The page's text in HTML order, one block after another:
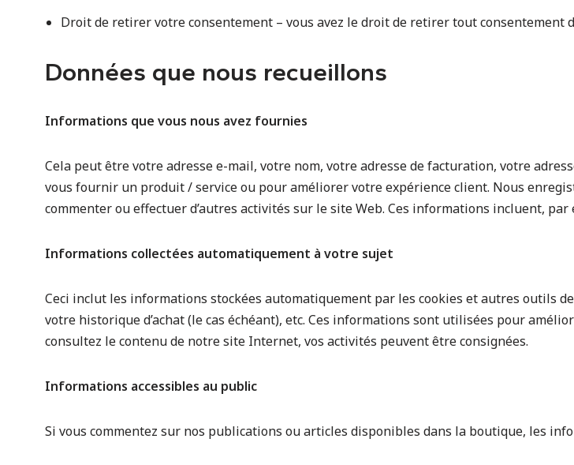
Droit de retirer votre consentement – vous avez le droit de retirer tout consentement
Données que nous recueillons
Informations que vous nous avez fournies
Cela peut être votre adresse e-mail, votre nom, votre adresse de facturation, votre
vous fournir un produit / service ou pour améliorer votre expérience client. Nous
commenter ou effectuer d’autres activités sur le site Web. Ces informations incluent,
Informations collectées automatiquement à votre sujet
Ceci inclut les informations stockées automatiquement par les cookies et autres outils
votre historique d’achat (le cas échéant), etc. Ces informations sont utilisées pour
consultez le contenu de notre site Internet, vos activités peuvent être consignées.
Informations accessibles au public
Si vous commentez sur nos publications ou articles disponibles dans la boutique, les